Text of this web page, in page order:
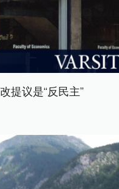
提议是“反民主”